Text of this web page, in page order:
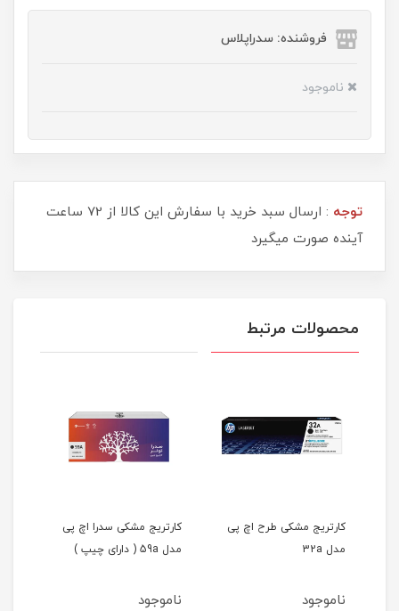
فروشنده: سدراپلاس
ناموجود
توجه
: ارسال سبد خرید با سفارش این کالا از 72 ساعت
آینده صورت میگیرد
محصولات مرتبط
کارتریج مشکی طرح اچ پی
مدل 32a
ناموجود
کارتریج مشکی سدرا اچ پی
مدل 59a ( دارای چیپ )
ناموجود